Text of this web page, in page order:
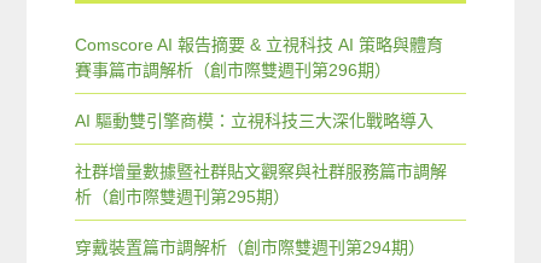
Comscore AI 報告摘要 & 立視科技 AI 策略與體育
賽事篇市調解析（創市際雙週刊第296期）
AI 驅動雙引擎商模：立視科技三大深化戰略導入
社群增量數據暨社群貼文觀察與社群服務篇市調解
析（創市際雙週刊第295期）
穿戴裝置篇市調解析（創市際雙週刊第294期）